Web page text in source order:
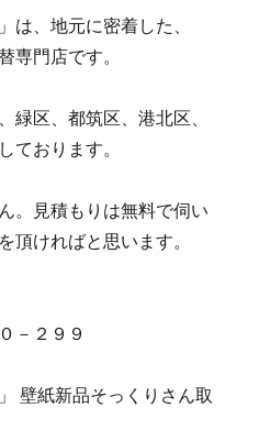
は、地元に密着した、
専門店です。
緑区、都筑区、港北区、
ております。
。見積もりは無料で伺い
頂ければと思います。
－２９９
壁紙新品そっくりさん取